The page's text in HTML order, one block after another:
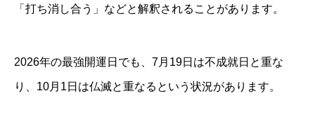
「打ち消し合う」などと解釈されることがあります。
2026年の最強開運日でも、7月19日は不成就日と重な
り、10月1日は仏滅と重なるという状況があります。